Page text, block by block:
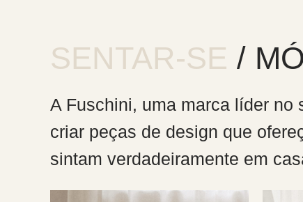
SENTAR-SE /
A Fuschini, uma marca líder no
criar peças de design que
sintam verdadeiramente em